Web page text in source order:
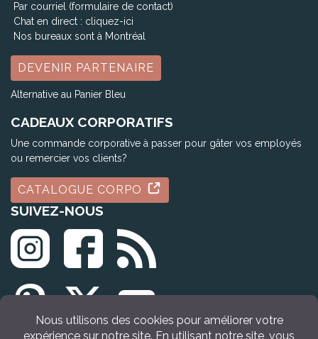
Par courriel (formulaire de contact)
Chat en direct : cliquez-ici
Nos bureaux sont à Montréal
DEVENIR PARTENAIRE
Alternative au Panier Bleu
CADEAUX CORPORATIFS
Une commande corporative à passer pour gâter vos employés
ou remercier vos clients?
CATALOGUE CORPO
SUIVEZ-NOUS